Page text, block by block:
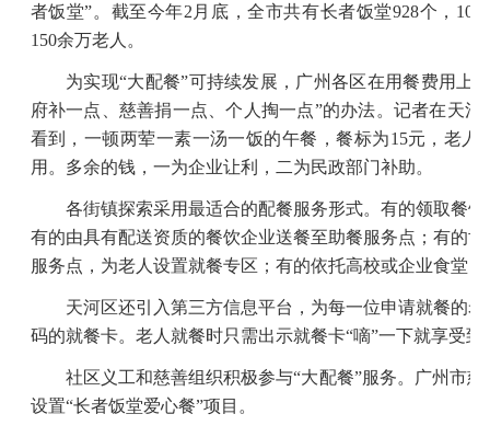
者饭堂”。截至今年2月底，全市共有长者饭堂928个，
150余万老人。
为实现“大配餐”可持续发展，广州各区在用餐费用上
府补一点、慈善捐一点、个人掏一点”的办法。记者在天
看到，一顿两荤一素一汤一饭的午餐，餐标为15元，老人
用。多余的钱，一为企业让利，二为民政部门补助。
各街镇探索采用最适合的配餐服务形式。有的领取餐饮
有的由具有配送资质的餐饮企业送餐至助餐服务点；有的
服务点，为老人设置就餐专区；有的依托高校或企业食堂
天河区还引入第三方信息平台，为每一位申请就餐的老
码的就餐卡。老人就餐时只需出示就餐卡“嘀”一下就享受到
社区义工和慈善组织积极参与“大配餐”服务。广州市慈
设置“长者饭堂爱心餐”项目。